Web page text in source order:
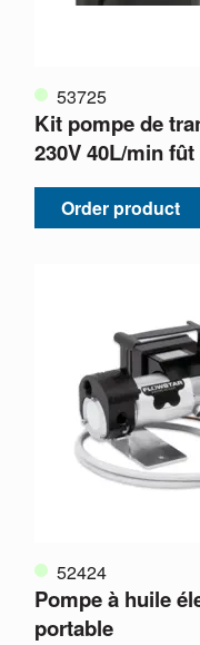
53725
Kit pompe de
230V 40L/min fût
Order product
52424
Pompe à huile
portable